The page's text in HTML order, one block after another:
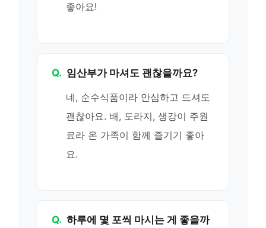
좋아요!
Q. 임산부가 마셔도 괜찮을까요?
네, 순수식품이라 안심하고 드셔도
괜찮아요. 배, 도라지, 생강이 주원
료라 온 가족이 함께 즐기기 좋아
요.
Q. 하루에 몇 포씩 마시는 게 좋을까